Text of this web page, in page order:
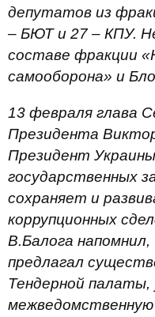
депутатов из
– БЮТ и 27 – КПУ.
составе фракции
самооборона» и
13 февраля глава
Президента
Президент
государственных
сохраняет и
коррупционных
В.Балога
предлагал
Тендерной палаты,